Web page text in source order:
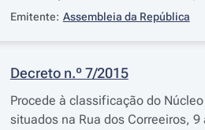
Emitente: Assembleia da República
Decreto n.º 7/2015
Procede à classificação do
situados na Rua dos Correeiros,